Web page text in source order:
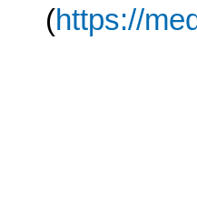
(https://